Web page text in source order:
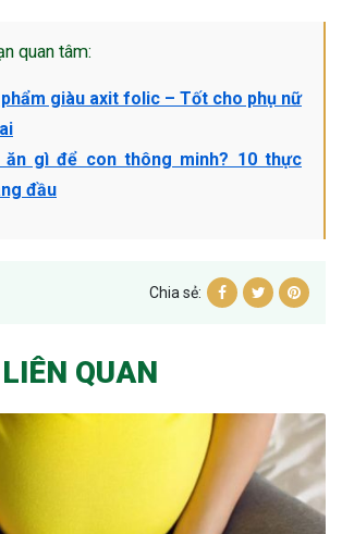
quan tâm:
giàu axit folic – Tốt cho phụ nữ
ăn gì để con thông minh? 10 thực
đầu
Chia sẻ:
QUAN